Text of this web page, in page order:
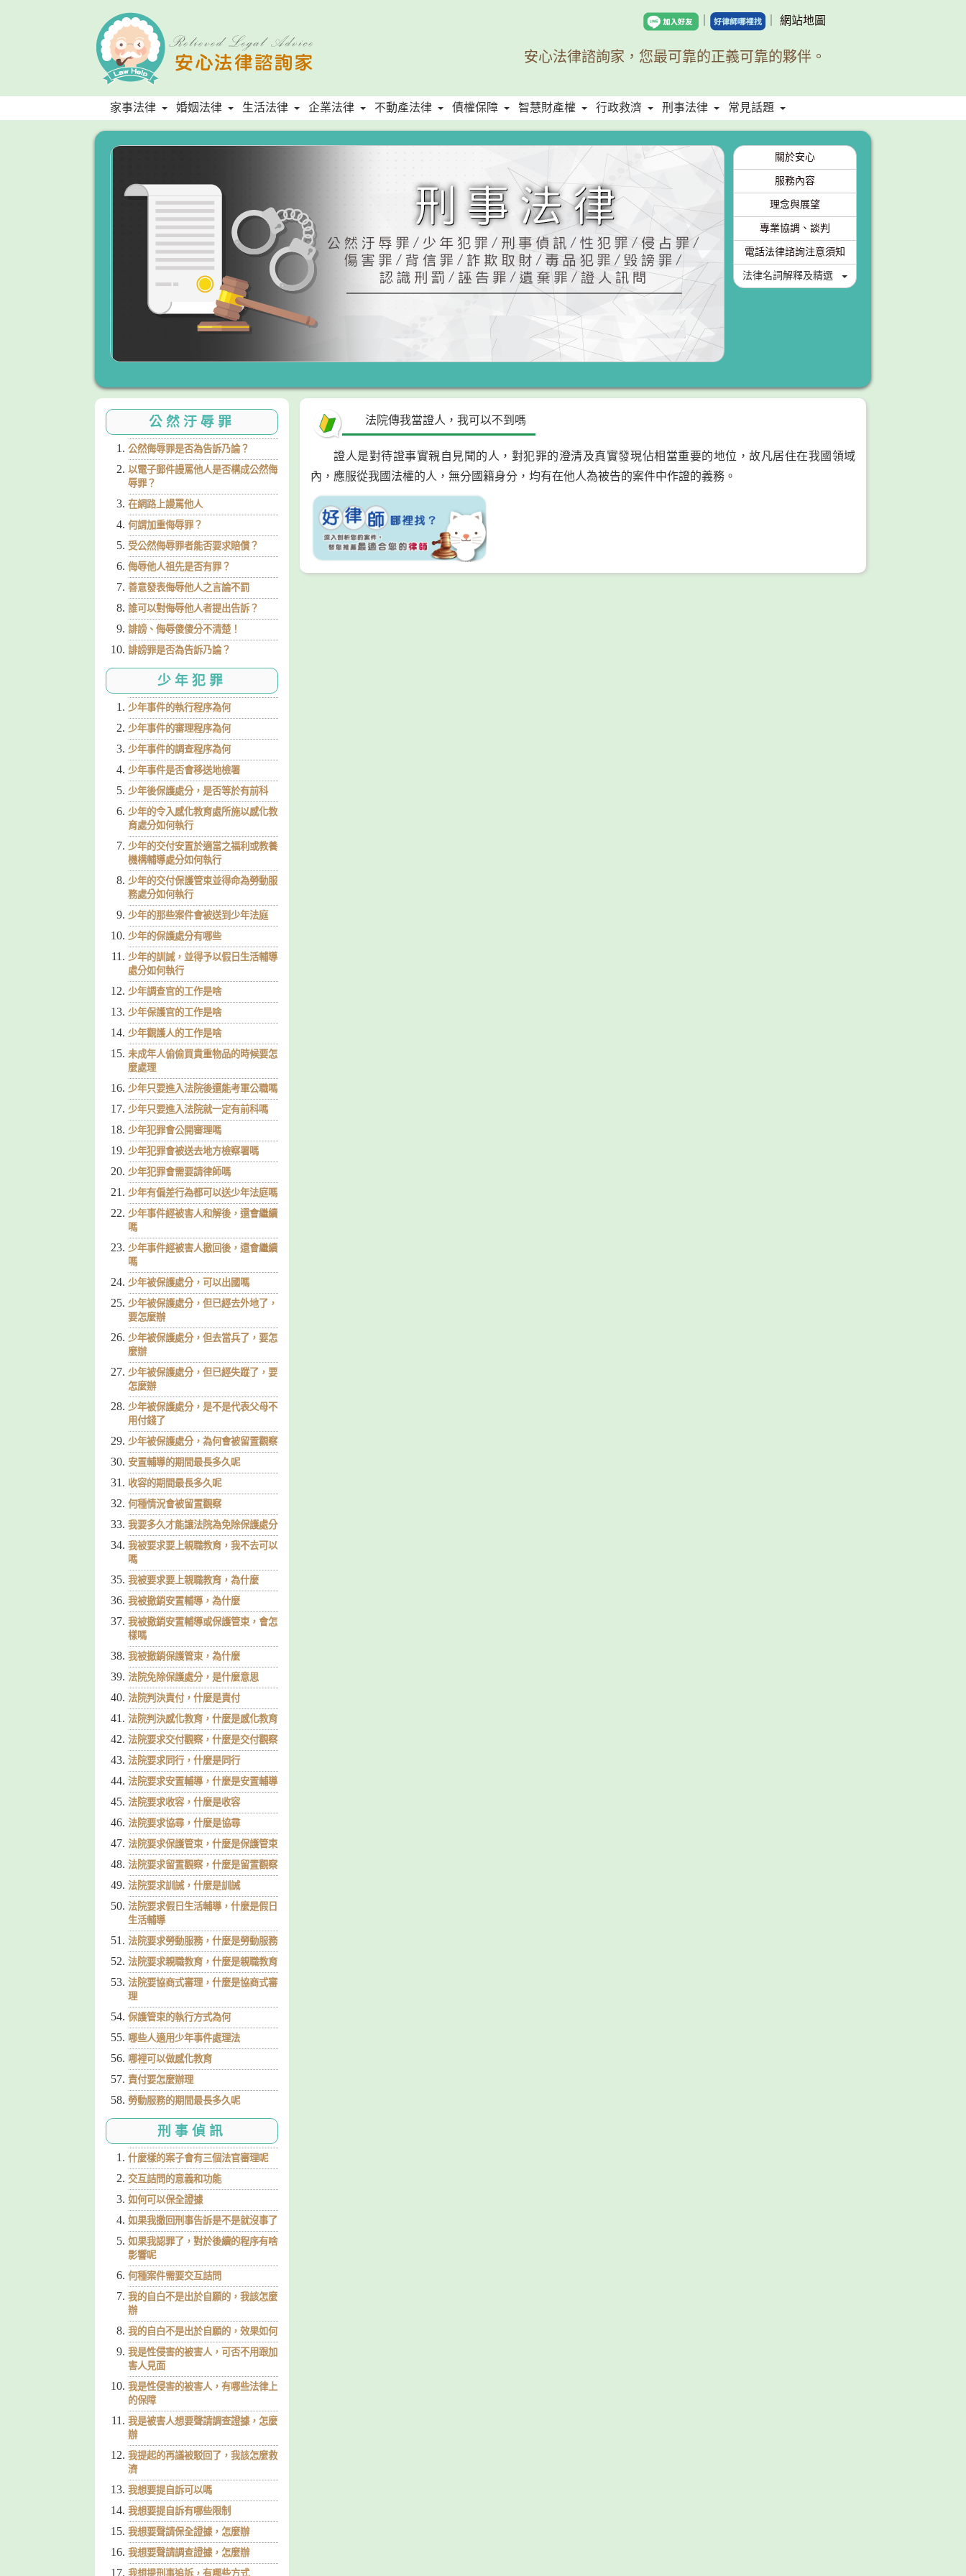
網站地圖
安心法律諮詢家，您最可靠的正義可靠的夥伴。
家事法律 婚姻法律 生活法律 企業法律 不動產法律 債權保障 智慧財產權 行政救濟 刑事法律 常見話題
關於安心
服務內容
理念與展望
專業協調、談判
電話法律諮詢注意須知
法律名詞解釋及精選
公然汙辱罪
公然侮辱罪是否為告訴乃論？
以電子郵件謾罵他人是否構成公然侮
辱罪？
在網路上謾罵他人
何謂加重侮辱罪？
受公然侮辱罪者能否要求賠償？
侮辱他人祖先是否有罪？
善意發表侮辱他人之言論不罰
誰可以對侮辱他人者提出告訴？
誹謗、侮辱傻傻分不清楚！
誹謗罪是否為告訴乃論？
少年犯罪
少年事件的執行程序為何
少年事件的審理程序為何
少年事件的調查程序為何
少年事件是否會移送地檢署
少年後保護處分，是否等於有前科
少年的令入感化教育處所施以感化教
育處分如何執行
少年的交付安置於適當之福利或教養
機構輔導處分如何執行
少年的交付保護管束並得命為勞動服
務處分如何執行
少年的那些案件會被送到少年法庭
少年的保護處分有哪些
少年的訓誡，並得予以假日生活輔導
處分如何執行
少年調查官的工作是啥
少年保護官的工作是啥
少年觀護人的工作是啥
未成年人偷偷買貴重物品的時候要怎
麼處理
少年只要進入法院後還能考軍公職嗎
少年只要進入法院就一定有前科嗎
少年犯罪會公開審理嗎
少年犯罪會被送去地方檢察署嗎
少年犯罪會需要請律師嗎
少年有偏差行為都可以送少年法庭嗎
少年事件經被害人和解後，還會繼續
嗎
少年事件經被害人撤回後，還會繼續
嗎
少年被保護處分，可以出國嗎
少年被保護處分，但已經去外地了，
要怎麼辦
少年被保護處分，但去當兵了，要怎
麼辦
少年被保護處分，但已經失蹤了，要
怎麼辦
少年被保護處分，是不是代表父母不
用付錢了
少年被保護處分，為何會被留置觀察
安置輔導的期間最長多久呢
收容的期間最長多久呢
何種情況會被留置觀察
我要多久才能讓法院為免除保護處分
我被要求要上親職教育，我不去可以
嗎
我被要求要上親職教育，為什麼
我被撤銷安置輔導，為什麼
我被撤銷安置輔導或保護管束，會怎
樣嗎
我被撤銷保護管束，為什麼
法院免除保護處分，是什麼意思
法院判決責付，什麼是責付
法院判決感化教育，什麼是感化教育
法院要求交付觀察，什麼是交付觀察
法院要求同行，什麼是同行
法院要求安置輔導，什麼是安置輔導
法院要求收容，什麼是收容
法院要求協尋，什麼是協尋
法院要求保護管束，什麼是保護管束
法院要求留置觀察，什麼是留置觀察
法院要求訓誡，什麼是訓誡
法院要求假日生活輔導，什麼是假日
生活輔導
法院要求勞動服務，什麼是勞動服務
法院要求親職教育，什麼是親職教育
法院要協商式審理，什麼是協商式審
理
保護管束的執行方式為何
哪些人適用少年事件處理法
哪裡可以做感化教育
責付要怎麼辦理
勞動服務的期間最長多久呢
刑事偵訊
什麼樣的案子會有三個法官審理呢
交互詰問的意義和功能
如何可以保全證據
如果我撤回刑事告訴是不是就沒事了
如果我認罪了，對於後續的程序有啥
影響呢
何種案件需要交互詰問
我的自白不是出於自願的，我該怎麼
辦
我的自白不是出於自願的，效果如何
我是性侵害的被害人，可否不用跟加
害人見面
我是性侵害的被害人，有哪些法律上
的保障
我是被害人想要聲請調查證據，怎麼
辦
我提起的再議被駁回了，我該怎麼救
濟
我想要提自訴可以嗎
我想要提自訴有哪些限制
我想要聲請保全證據，怎麼辦
我想要聲請調查證據，怎麼辦
我想提刑事追訴，有哪些方式
法院傳我當證人，我可以不到嗎
證人是對待證事實親自見聞的人，對犯罪的澄清及真實發現佔相當重要的地位，故凡居住在我國領域
內，應服從我國法權的人，無分國籍身分，均有在他人為被告的案件中作證的義務。